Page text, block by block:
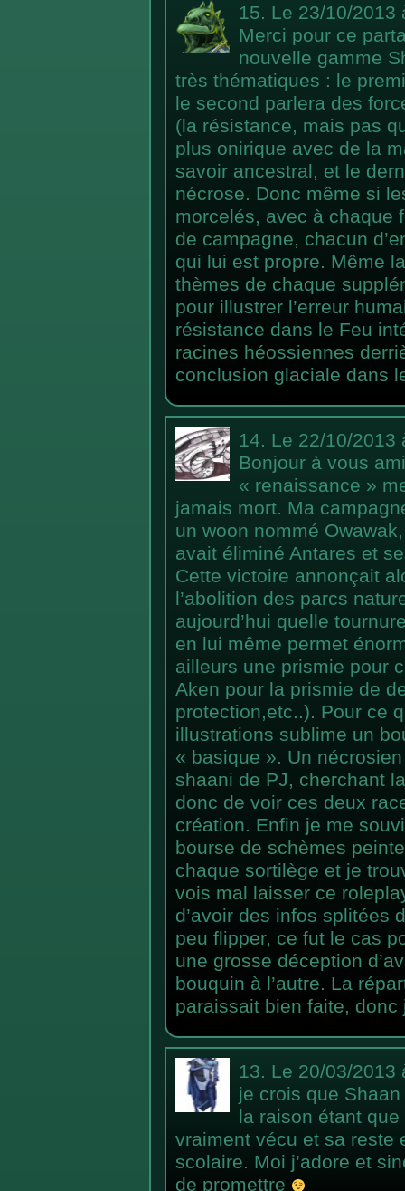
15. Le 23/10/
Merci pour ce
nouvelle gamme
très thématiques : le
le second parlera des
(la résistance, mais pas
plus onirique avec de la
savoir ancestral, et le
nécrose. Donc même si
morcelés, avec à chaque
de campagne, chacun
qui lui est propre. Même
thèmes de chaque
pour illustrer l’erreur
résistance dans le Feu
racines héossiennes
conclusion glaciale dans
14. Le 22/10/
Bonjour à vous
« renaissance »
jamais mort. Ma
un woon nommé
avait éliminé Antares et
Cette victoire annonçait
l’abolition des parcs
aujourd’hui quelle
en lui même permet
ailleurs une prismie pour
Aken pour la prismie de
protection,etc..). Pour ce
illustrations sublime un
« basique ». Un
shaani de PJ, cherchant
donc de voir ces deux
création. Enfin je me
bourse de schèmes
chaque sortilège et je
vois mal laisser ce
d’avoir des infos splitées
peu flipper, ce fut le cas
une grosse déception
bouquin à l’autre. La
paraissait bien faite,
13. Le 20/03/2013
je crois que
la raison étant
vraiment vécu et sa reste
scolaire. Moi j’adore et
de promettre